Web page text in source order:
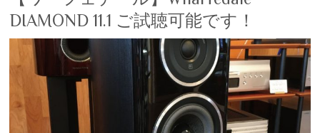
DIAMOND 11.1 ご試聴可能です！